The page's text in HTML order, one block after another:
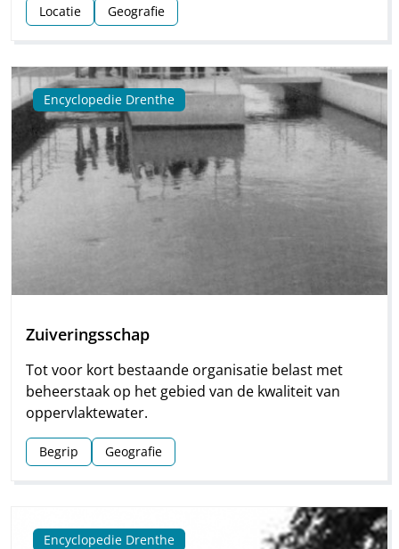
Locatie Geografie
Encyclopedie Drenthe
Zuiveringsschap
Tot voor kort bestaande organisatie belast met
beheerstaak op het gebied van de kwaliteit van
oppervlaktewater.
Begrip Geografie
Encyclopedie Drenthe